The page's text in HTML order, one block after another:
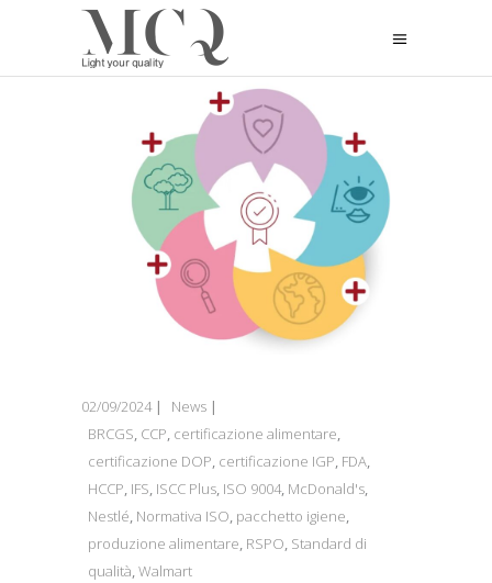
02/09/2024
News
BRCGS, CCP, certificazione alimentare,
certificazione DOP, certificazione IGP, FDA,
HCCP, IFS, ISCC Plus, ISO 9004, McDonald's,
Nestlé, Normativa ISO, pacchetto igiene,
produzione alimentare, RSPO, Standard di
qualità,Walmart